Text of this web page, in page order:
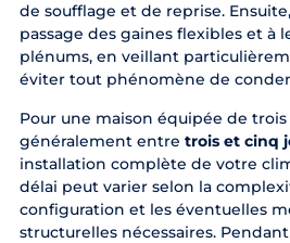
de soufflage et de reprise.
passage des gaines flexibles et à
plénums, en veillant
éviter tout phénomène de
Pour une maison équipée de
généralement entre trois et cinq
installation complète de votre
délai peut varier selon la
configuration et les éventuelles
structurelles nécessaires.